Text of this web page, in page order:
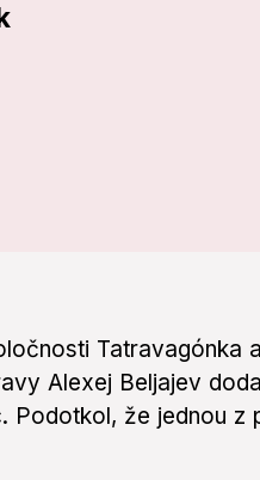
Tatravagónka
Alexej Beljajev
Podotkol, že jednou